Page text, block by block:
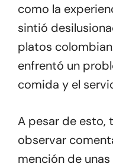
como la
sintió
platos
enfrentó un
comida y el
A pesar de esto,
observar
mención de